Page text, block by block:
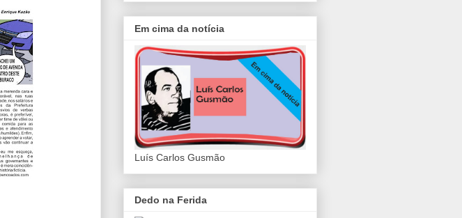
Em cima da notícia
Luís Carlos Gusmão
Dedo na Ferida